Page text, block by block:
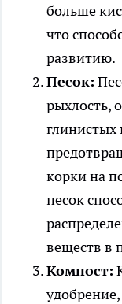
больше
что
развитию.
Песок:
рыхлость,
глинистых
корки на
песок
веществ в
Компост: